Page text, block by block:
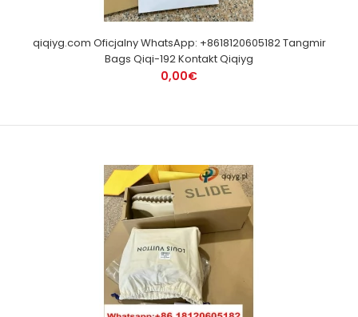
qiqiyg.com Oficjalny WhatsApp: +8618120605182 Tangmir
Bags Qiqi-192 Kontakt Qiqiyg
0,00€